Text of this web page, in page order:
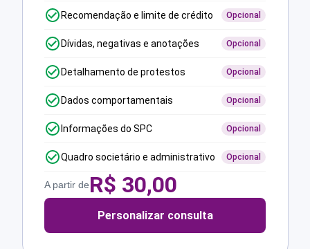
Recomendação e limite de crédito Opcional
Dívidas, negativas e anotações Opcional
Detalhamento de protestos Opcional
Dados comportamentais Opcional
Informações do SPC Opcional
Quadro societário e administrativo Opcional
A partir deR$ 30,00
Personalizar consulta